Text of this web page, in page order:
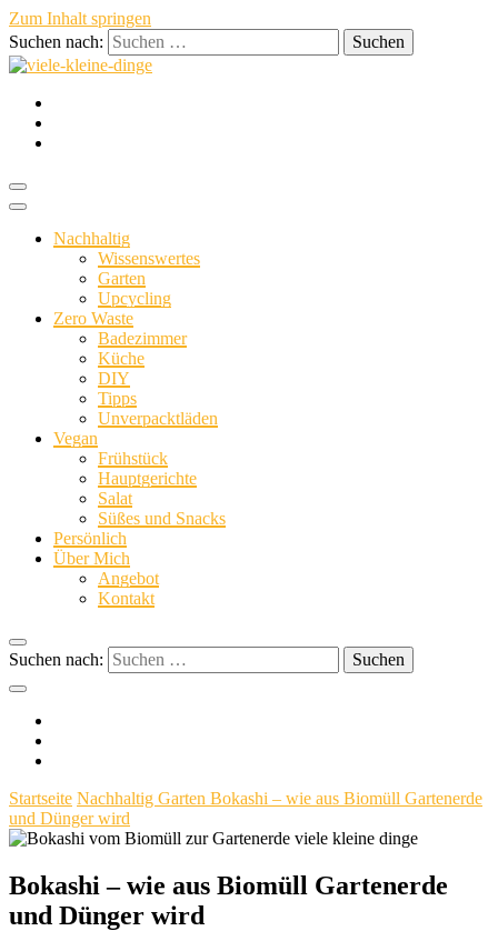
Zum Inhalt springen
Suchen nach:
viele-
kleine-
dinge
nachhaltig vegan persönlich
Nachhaltig
Wissenswertes
Garten
Upcycling
Zero Waste
Badezimmer
Küche
DIY
Tipps
Unverpacktläden
Vegan
Frühstück
Hauptgerichte
Salat
Süßes und Snacks
Persönlich
Über Mich
Angebot
Kontakt
Suchen nach:
Startseite Nachhaltig Garten Bokashi – wie aus Biomüll Gartenerde
und Dünger wird
Bokashi – wie aus Biomüll Gartenerde
und Dünger wird